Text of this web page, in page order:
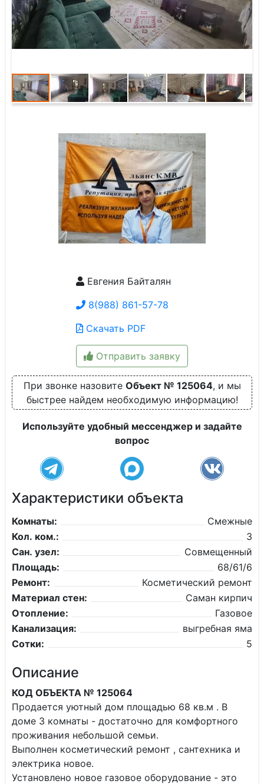
Евгения Байталян
8(988) 861-57-78
Скачать PDF
Отправить заявку
При звонке назовите Объект № 125064, и мы
быстрее найдем необходимую информацию!
Используйте удобный мессенджер и задайте
вопрос
Характеристики объекта
Комнаты:
Смежные
Кол. ком.:
3
Сан. узел:
Совмещенный
Площадь:
68/61/6
Ремонт:
Косметический ремонт
Материал стен:
Саман кирпич
Отопление:
Газовое
Канализация:
выгребная яма
Сотки:
5
Описание
КОД ОБЪЕКТА № 125064
Продается уютный дом площадью 68 кв.м . В
доме 3 комнаты - достаточно для комфортного
проживания небольшой семьи.
Выполнен косметический ремонт , сантехника и
электрика новое.
Установлено новое газовое оборудование - это